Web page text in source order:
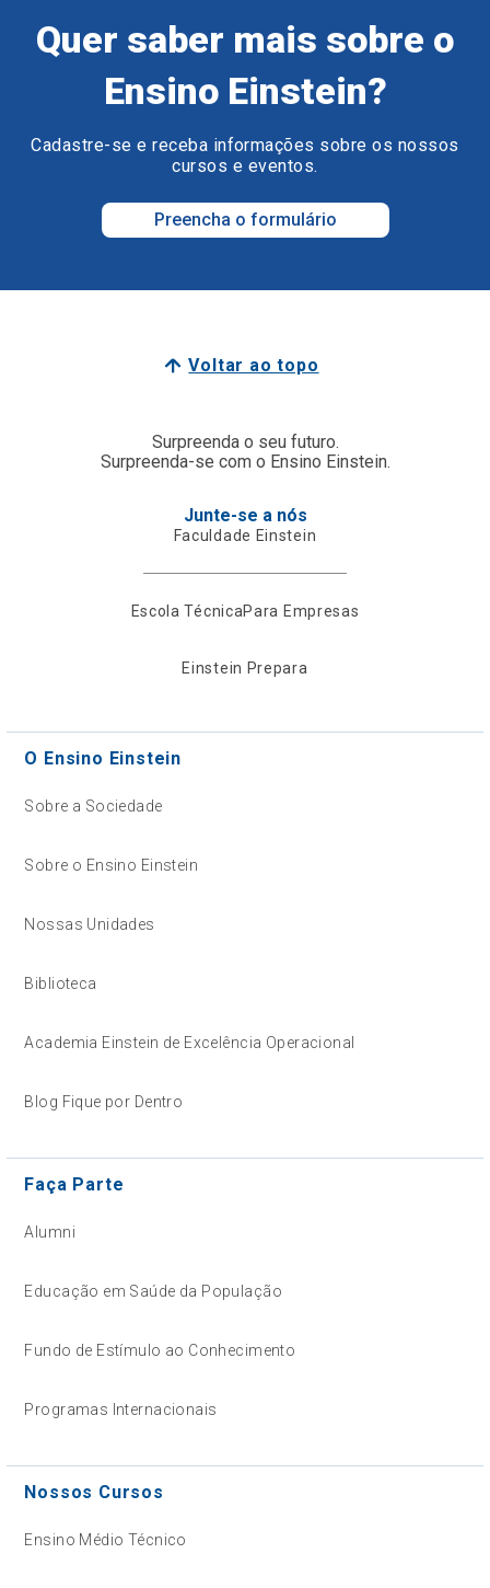
Quer saber mais sobre o
Ensino Einstein?
Cadastre-se e receba informações sobre os nossos
cursos e eventos.
Preencha o formulário
Voltar ao topo
Surpreenda o seu futuro.
Surpreenda-se com o Ensino Einstein.
Junte-se a nós
Faculdade Einstein
Escola TécnicaPara Empresas
Einstein Prepara
O Ensino Einstein
Sobre a Sociedade
Sobre o Ensino Einstein
Nossas Unidades
Biblioteca
Academia Einstein de Excelência Operacional
Blog Fique por Dentro
Faça Parte
Alumni
Educação em Saúde da População
Fundo de Estímulo ao Conhecimento
Programas Internacionais
Nossos Cursos
Ensino Médio Técnico